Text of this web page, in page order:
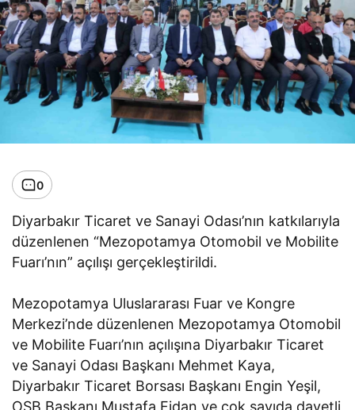
0
Diyarbakır Ticaret ve Sanayi Odası’nın katkılarıyla
düzenlenen “Mezopotamya Otomobil ve Mobilite
Fuarı’nın” açılışı gerçekleştirildi.
Mezopotamya Uluslararası Fuar ve Kongre
Merkezi’nde düzenlenen Mezopotamya Otomobil
ve Mobilite Fuarı’nın açılışına Diyarbakır Ticaret
ve Sanayi Odası Başkanı Mehmet Kaya,
Diyarbakır Ticaret Borsası Başkanı Engin Yeşil,
OSB Başkanı Mustafa Fidan ve çok sayıda davetli